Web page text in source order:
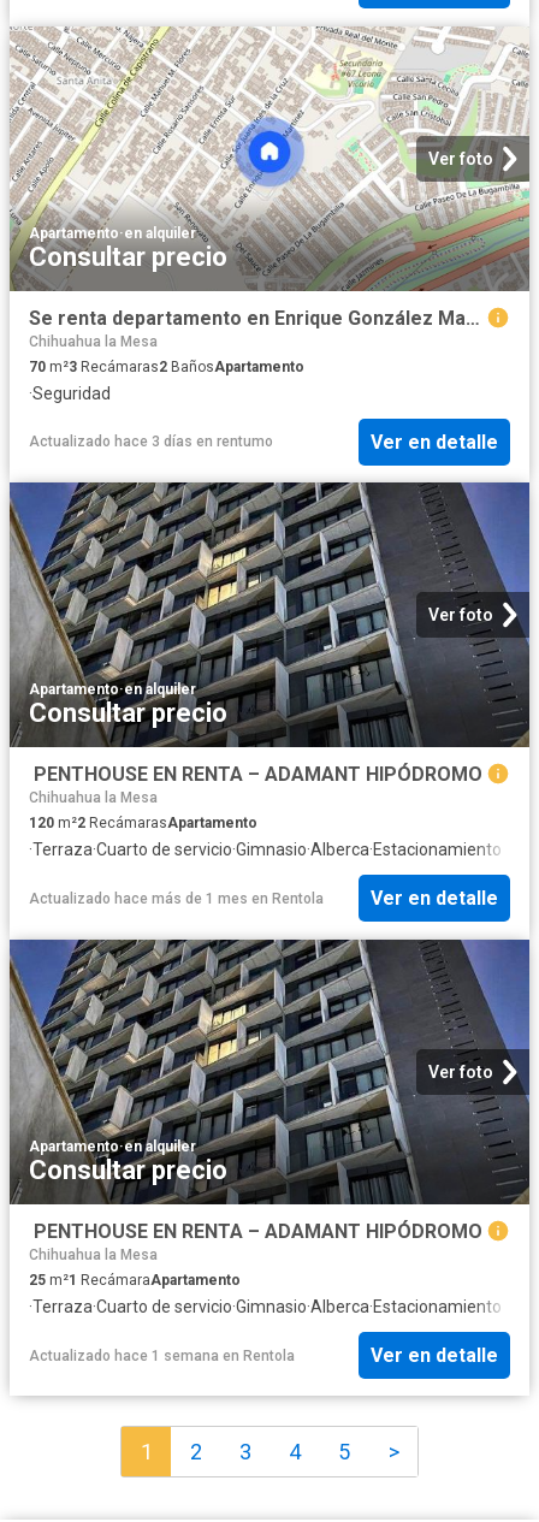
Ver foto
Apartamento·en alquiler
Consultar precio
Se renta departamento en Enrique González Martínez, Colonia Monte Bello, C.P. 22195
Chihuahua la Mesa
70 m²3 Recámaras2 BañosApartamento
·Seguridad
Actualizado hace 3 días en rentumo Ver en detalle
Ver foto
Apartamento·en alquiler
Consultar precio
️ PENTHOUSE EN RENTA – ADAMANT HIPÓDROMO
Chihuahua la Mesa
120 m²2 RecámarasApartamento
·Terraza·Cuarto de servicio·Gimnasio·Alberca·Estacionamiento
Actualizado hace más de 1 mes en Rentola Ver en detalle
Ver foto
Apartamento·en alquiler
Consultar precio
️ PENTHOUSE EN RENTA – ADAMANT HIPÓDROMO
Chihuahua la Mesa
25 m²1 RecámaraApartamento
·Terraza·Cuarto de servicio·Gimnasio·Alberca·Estacionamiento
Actualizado hace 1 semana en Rentola Ver en detalle
1 2 3 4 5 >